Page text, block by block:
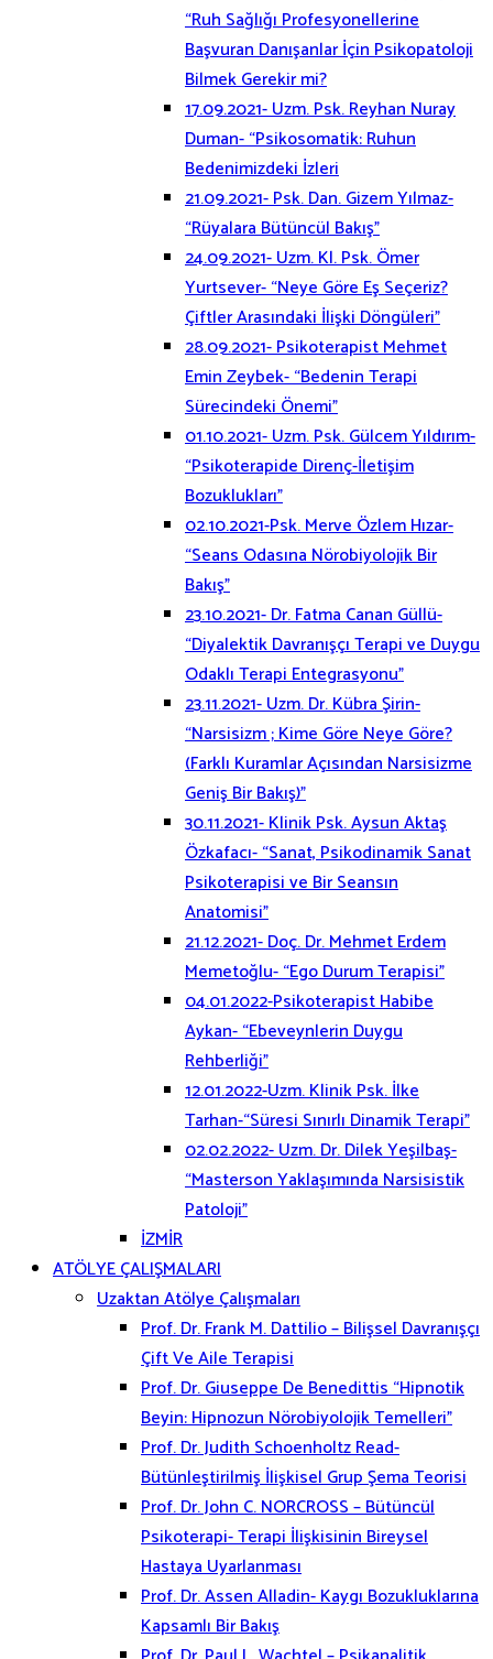
“Ruh Sağlığı Profesyonellerine
Başvuran Danışanlar İçin Psikopatoloji
Bilmek Gerekir mi?
17.09.2021- Uzm. Psk. Reyhan Nuray
Duman- “Psikosomatik: Ruhun
Bedenimizdeki İzleri
21.09.2021- Psk. Dan. Gizem Yılmaz-
“Rüyalara Bütüncül Bakış”
24.09.2021- Uzm. Kl. Psk. Ömer
Yurtsever- “Neye Göre Eş Seçeriz?
Çiftler Arasındaki İlişki Döngüleri”
28.09.2021- Psikoterapist Mehmet
Emin Zeybek- “Bedenin Terapi
Sürecindeki Önemi”
01.10.2021- Uzm. Psk. Gülcem Yıldırım-
“Psikoterapide Direnç-İletişim
Bozuklukları”
02.10.2021-Psk. Merve Özlem Hızar-
“Seans Odasına Nörobiyolojik Bir
Bakış”
23.10.2021- Dr. Fatma Canan Güllü-
“Diyalektik Davranışçı Terapi ve Duygu
Odaklı Terapi Entegrasyonu”
23.11.2021- Uzm. Dr. Kübra Şirin-
“Narsisizm ; Kime Göre Neye Göre?
(Farklı Kuramlar Açısından Narsisizme
Geniş Bir Bakış)”
30.11.2021- Klinik Psk. Aysun Aktaş
Özkafacı- “Sanat, Psikodinamik Sanat
Psikoterapisi ve Bir Seansın
Anatomisi”
21.12.2021- Doç. Dr. Mehmet Erdem
Memetoğlu- “Ego Durum Terapisi”
04.01.2022-Psikoterapist Habibe
Aykan- “Ebeveynlerin Duygu
Rehberliği”
12.01.2022-Uzm. Klinik Psk. İlke
Tarhan-“Süresi Sınırlı Dinamik Terapi”
02.02.2022- Uzm. Dr. Dilek Yeşilbaş-
“Masterson Yaklaşımında Narsisistik
Patoloji”
İZMİR
ATÖLYE ÇALIŞMALARI
Uzaktan Atölye Çalışmaları
Prof. Dr. Frank M. Dattilio – Bilişsel Davranışçı
Çift Ve Aile Terapisi
Prof. Dr. Giuseppe De Benedittis “Hipnotik
Beyin: Hipnozun Nörobiyolojik Temelleri”
Prof. Dr. Judith Schoenholtz Read-
Bütünleştirilmiş İlişkisel Grup Şema Teorisi
Prof. Dr. John C. NORCROSS – Bütüncül
Psikoterapi- Terapi İlişkisinin Bireysel
Hastaya Uyarlanması
Prof. Dr. Assen Alladin- Kaygı Bozukluklarına
Kapsamlı Bir Bakış